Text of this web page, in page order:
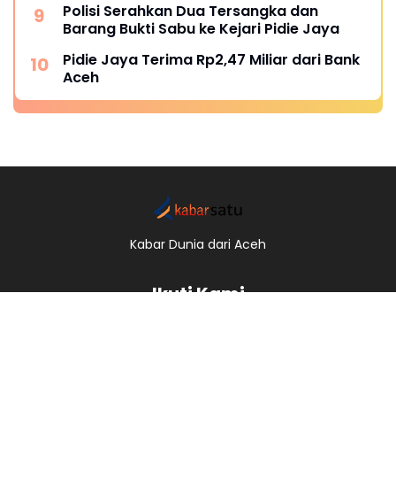
Polisi Serahkan Dua Tersangka dan
Barang Bukti Sabu ke Kejari Pidie Jaya
Pidie Jaya Terima Rp2,47 Miliar dari Bank
Aceh
Kabar Dunia dari Aceh
Ikuti Kami